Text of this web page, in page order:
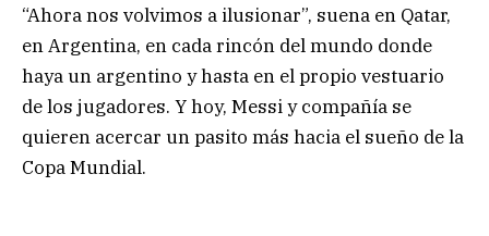
“Ahora nos volvimos a ilusionar”, suena en Qatar,
en Argentina, en cada rincón del mundo donde
haya un argentino y hasta en el propio vestuario
de los jugadores. Y hoy, Messi y compañía se
quieren acercar un pasito más hacia el sueño de la
Copa Mundial.